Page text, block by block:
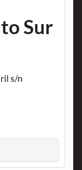
Sur
s/n